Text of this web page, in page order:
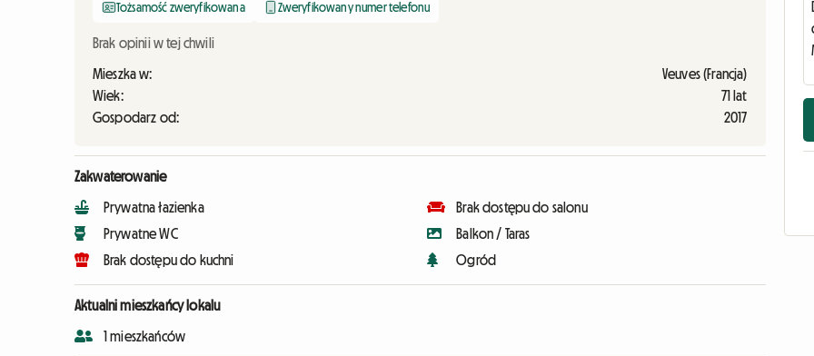
Tożsamość zweryfikowana Zweryfikowany numer telefonu
Brak opinii w tej chwili
Mieszka w:
Veuves (Francja)
Wiek:
71 lat
Gospodarz od:
2017
Zakwaterowanie
Prywatna łazienka
Prywatne WC
Brak dostępu do kuchni
Brak dostępu do salonu
Balkon / Taras
Ogród
Aktualni mieszkańcy lokalu
1 mieszkańców